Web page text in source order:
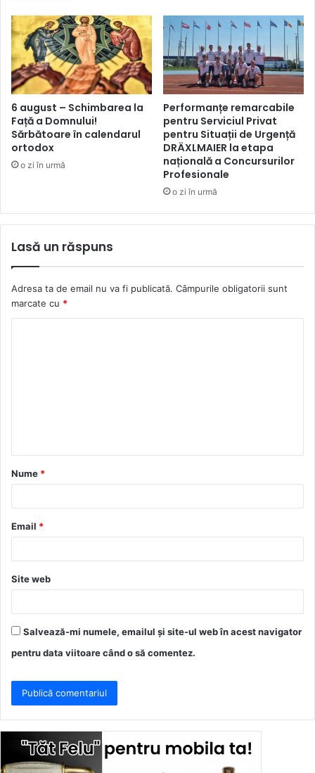
6 august – Schimbarea la
Față a Domnului!
Sărbătoare în calendarul
ortodox
o zi în urmă
Performanțe remarcabile
pentru Serviciul Privat
pentru Situații de Urgență
DRÄXLMAIER la etapa
națională a Concursurilor
Profesionale
o zi în urmă
Lasă un răspuns
Adresa ta de email nu va fi publicată. Câmpurile obligatorii sunt
marcate cu *
a
r
*
Nume *
Email *
Site web
Salvează-mi numele, emailul și site-ul web în acest navigator
pentru data viitoare când o să comentez.